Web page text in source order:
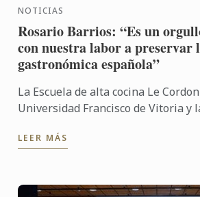
NOTICIAS
Rosario Barrios: “Es un
con nuestra labor a
gastronómica española”
La Escuela de alta cocina Le
Universidad Francisco de Vitoria y
firmado un ...
LEER MÁS